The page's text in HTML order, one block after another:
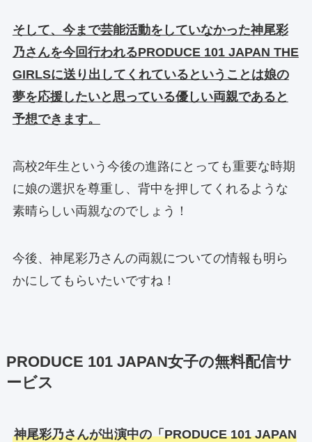
そして、今まで芸能活動をしていなかった神尾彩
乃さんを今回行われるPRODUCE 101 JAPAN THE
GIRLSに送り出してくれているということは娘の
夢を応援したいと思っている優しい両親であると
予想できます。
高校2年生という今後の進路にとっても重要な時期
に娘の選択を尊重し、背中を押してくれるような
素晴らしい両親なのでしょう！
今後、神尾彩乃さんの両親についての情報も明ら
かにしてもらいたいですね！
PRODUCE 101 JAPAN女子の無料配信サ
ービス
神尾彩乃さんが出演中の「PRODUCE 101 JAPAN